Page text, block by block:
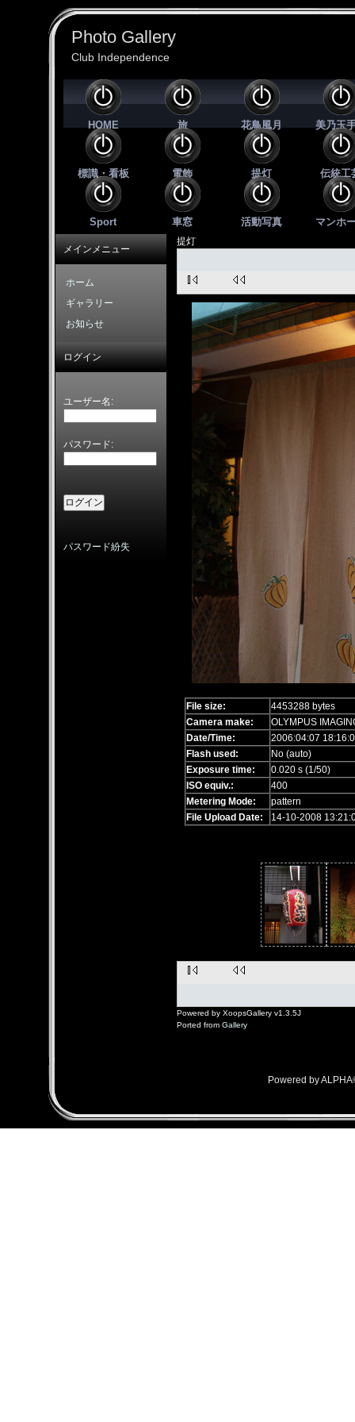
Photo Gallery
Club Independence
HOME 旅 花鳥風月 美乃玉
標識・看板 電飾 提灯 伝統工
Sport 車窓 活動写真 マンホ
提灯
File size:
4453288 bytes
Camera make:
OLYMPUS
Date/Time:
2006:04:07
Flash used:
No (auto)
Exposure time:
0.020 s (1/50)
ISO equiv.:
400
Metering Mode:
pattern
File Upload Date:
14-10-2008
Powered by XoopsGallery v1.3.5J
Ported from Gallery
メインメニュー
ホーム
ギャラリー
お知らせ
ログイン
ユーザー名:
パスワード:
パスワード紛失
Powered by